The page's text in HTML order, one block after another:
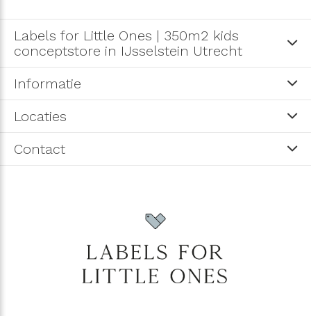
Labels for Little Ones | 350m2 kids
conceptstore in IJsselstein Utrecht
Informatie
Locaties
Contact